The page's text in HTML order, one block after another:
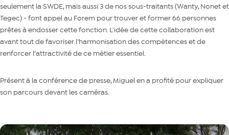
seulement la SWDE, mais aussi 3 de nos sous-traitants (Wanty, Nonet et
Tegec) - font appel au Forem pour trouver et former 66 personnes
prêtes à endosser cette fonction. L'idée de cette collaboration est
avant tout de favoriser l’harmonisation des compétences et de
renforcer l’attractivité de ce métier essentiel.
Présent à la conférence de presse, Miguel en a profité pour expliquer
son parcours devant les caméras.